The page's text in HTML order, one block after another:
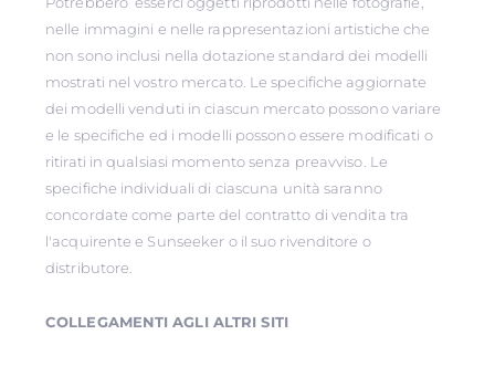
nelle immagini e nelle rappresentazioni artistiche che
non sono inclusi nella dotazione standard dei modelli
mostrati nel vostro mercato. Le specifiche aggiornate
dei modelli venduti in ciascun mercato possono variare
e le specifiche ed i modelli possono essere modificati o
ritirati in qualsiasi momento senza preavviso. Le
specifiche individuali di ciascuna unità saranno
concordate come parte del contratto di vendita tra
l'acquirente e Sunseeker o il suo rivenditore o
distributore.
COLLEGAMENTI AGLI ALTRI SITI